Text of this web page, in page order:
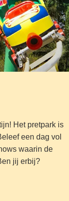
Het pretpark is
een dag vol
waarin de
jij erbij?